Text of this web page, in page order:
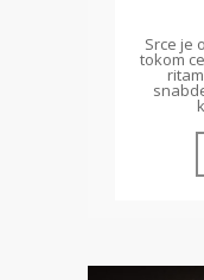
Srce je
tokom